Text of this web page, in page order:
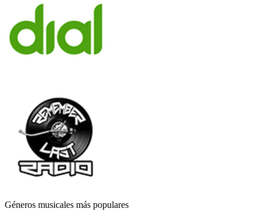
Géneros musicales más populares